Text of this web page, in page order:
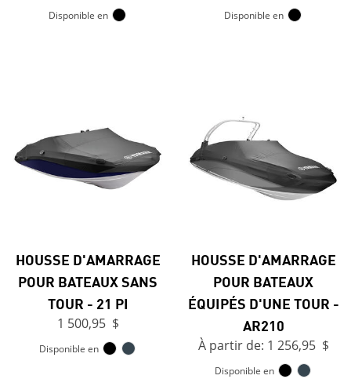
Disponible en Disponible en
HOUSSE D'AMARRAGE
POUR BATEAUX SANS
TOUR - 21 PI
1 500,95 $
Disponible en
HOUSSE D'AMARRAGE
POUR BATEAUX
ÉQUIPÉS D'UNE TOUR -
AR210
À partir de: 1 256,95 $
Disponible en